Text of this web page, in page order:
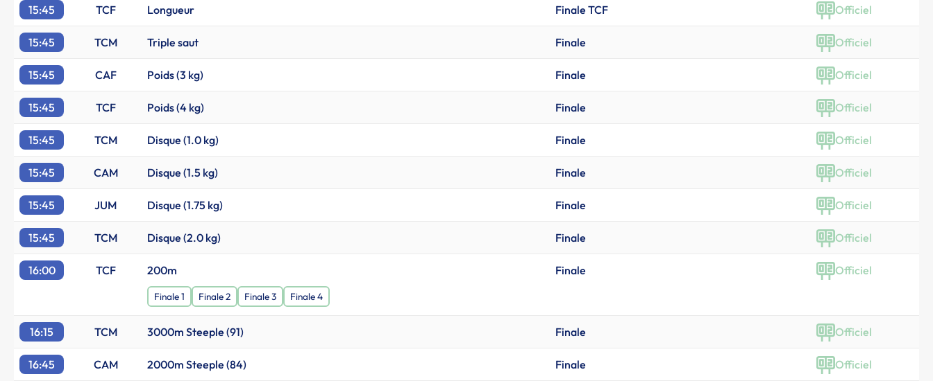
15:45 TCF Longueur Finale TCF Officiel
15:45 TCM Triple saut Finale Officiel
15:45 CAF Poids (3 kg) Finale Officiel
15:45 TCF Poids (4 kg) Finale Officiel
15:45 TCM Disque (1.0 kg) Finale Officiel
15:45 CAM Disque (1.5 kg) Finale Officiel
15:45 JUM Disque (1.75 kg) Finale Officiel
15:45 TCM Disque (2.0 kg) Finale Officiel
16:00 TCF 200m Finale Officiel
Finale 1 Finale 2 Finale 3 Finale 4
16:15 TCM 3000m Steeple (91) Finale Officiel
16:45 CAM 2000m Steeple (84) Finale Officiel